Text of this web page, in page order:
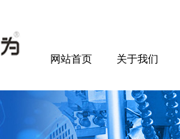
网站首页 关于我们